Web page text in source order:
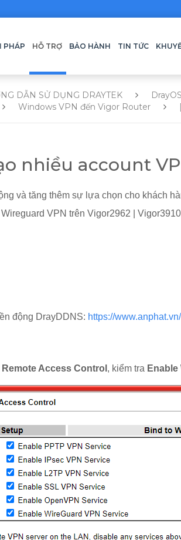
PHÁP HỖ TRỢ BẢO HÀNH TIN TỨC
DẪN SỬ DỤNG DRAYTEK
Windows VPN đến Vigor Router
nhiều account
và tăng thêm sự lựa chọn cho khách
VPN trên Vigor2962 |
động DrayDDNS: https://
Access Control , kiểm tra